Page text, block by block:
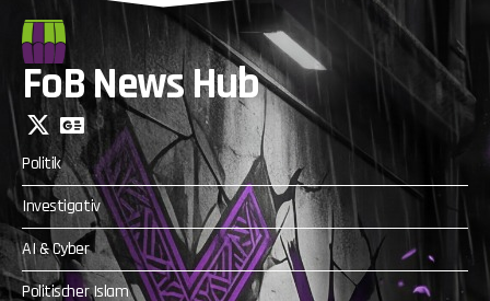
FoB News Hub
Politik
Investigativ
AI & Cyber
Politischer Islam